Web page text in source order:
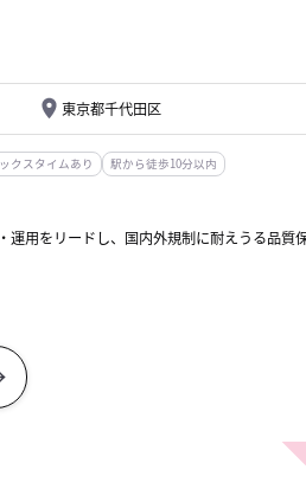
東京都千代田区
クスタイムあり
駅から徒歩10分以内
運用をリードし、国内外規制に耐えうる品質